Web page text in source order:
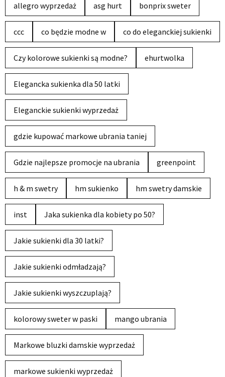
allegro wyprzedaż asg hurt bonprix sweter
ccc co będzie modne w co do eleganckiej sukienki
Czy kolorowe sukienki są modne? ehurtwolka
Elegancka sukienka dla 50 latki
Eleganckie sukienki wyprzedaż
gdzie kupować markowe ubrania taniej
Gdzie najlepsze promocje na ubrania greenpoint
h & m swetry hm sukienko hm swetry damskie
inst Jaka sukienka dla kobiety po 50?
Jakie sukienki dla 30 latki?
Jakie sukienki odmładzają?
Jakie sukienki wyszczuplają?
kolorowy sweter w paski mango ubrania
Markowe bluzki damskie wyprzedaż
markowe sukienki wyprzedaż